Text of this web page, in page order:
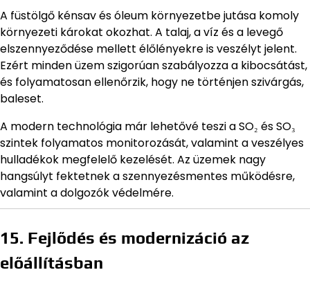
A füstölgő kénsav és óleum környezetbe jutása komoly
környezeti károkat okozhat. A talaj, a víz és a levegő
elszennyeződése mellett élőlényekre is veszélyt jelent.
Ezért minden üzem szigorúan szabályozza a kibocsátást,
és folyamatosan ellenőrzik, hogy ne történjen szivárgás,
baleset.
A modern technológia már lehetővé teszi a SO₂ és SO₃
szintek folyamatos monitorozását, valamint a veszélyes
hulladékok megfelelő kezelését. Az üzemek nagy
hangsúlyt fektetnek a szennyezésmentes működésre,
valamint a dolgozók védelmére.
15. Fejlődés és modernizáció az
előállításban